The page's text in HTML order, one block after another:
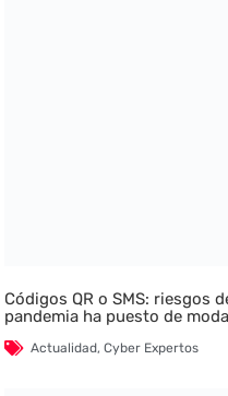
Códigos QR o SMS: riesgos
pandemia ha puesto de moda
Actualidad,Cyber Expertos